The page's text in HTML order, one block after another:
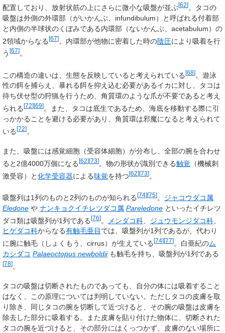
配置しており、放射状筋の上にさらに微小な吸盤が並ぶ[62]。タコの
吸盤は外側の外環部 （がいかんぶ、 infundibulum）と呼ばれる付着部
と内側の半球状のくぼみである内環部 （ないかんぶ、 acetabulum）の
2領域からなる[67]。内環部が他物に密着した時の陰圧により吸着を行
う [67]。
この構造の違いは、生態を反映していると考えられている[68]。遊泳
性の餌を捕らえ、暴れる餌を抑え込む必要があるイカに対し、タコは
待ち伏せ型の狩猟を行うため、角質環のような爪が不要であると考え
られる [72][69]。また、タコは底生であるため、海底を移動する際に引
っかかることを避ける必要があり、角質環は邪魔になると考えられて
いる[72]。
また、吸盤には感覚細胞（受容体細胞）が分布し、全部の腕を合わせ
ると2億4000万個になる [62][73]。物の形状が識別できる触覚 （機械刺
激受容）と化学受容器による味覚を持つ[62][73]。
吸盤列は1列のものと2列のものが知られる [74][75]。
ジャコウダコ属
Eledoneや ナンキョクイチレツダコ属 Pareledoneといったイチレツ
ダコ類は吸盤列が1列である[76]。 メンダコ科、 ジュウモンジダコ科、
ヒゲダコ科からなる有触毛亜目 では、吸盤列が1列であるが、代わり
に腕に触毛（しょくもう、 cirrus）が生えている [74][77]。白亜紀のム
カシダコ Palaeoctopus newboldiiも触毛を持ち、吸盤列が1列である
[78]。
タコの吸盤は切断されたものであっても、自分の体には吸着すること
はなく、この原理については判明していない。ただしタコの皮膚を取
り除き、同じタコの腕を切断して近づけると、その腕の吸盤は皮膚を
除去した部分に吸着する。また皮膚を貼り付けた物体に、切断された
タコの腕を近づけると、その部分にはくっつかず、皮膚のない場所に